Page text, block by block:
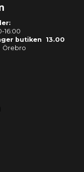
16:00
butiken 13.00
Örebro